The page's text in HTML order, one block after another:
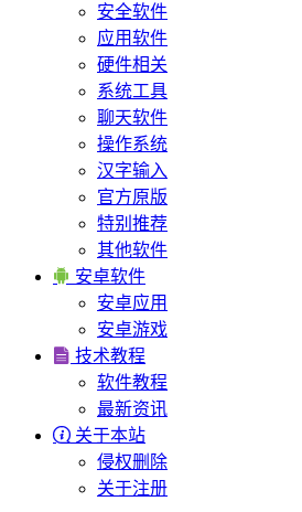
安全软件
应用软件
硬件相关
系统工具
聊天软件
操作系统
汉字输入
官方原版
特别推荐
其他软件
 安卓软件
安卓应用
安卓游戏
 技术教程
软件教程
最新资讯
 关于本站
侵权删除
关于注册